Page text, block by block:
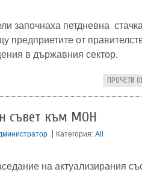
започнаха петдневна
предприетите от
в държавния сектор.
ПРОЧЕТИ
съвет към МОН
Категория: All
на актуализирания